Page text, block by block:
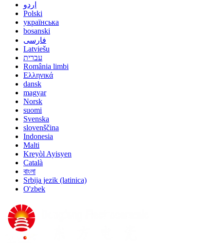
اردو
Polski
українська
bosanski
فارسی
Latviešu
עברית
România limbi
Ελληνικά
dansk
magyar
Norsk
suomi
Svenska
slovenščina
Indonesia
Malti
Kreyòl Ayisyen
Català
বাংলা
Srbija jezik (latinica)
O'zbek